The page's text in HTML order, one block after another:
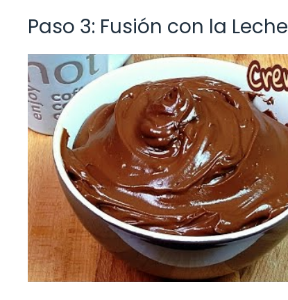
Paso 3: Fusión con la Leche